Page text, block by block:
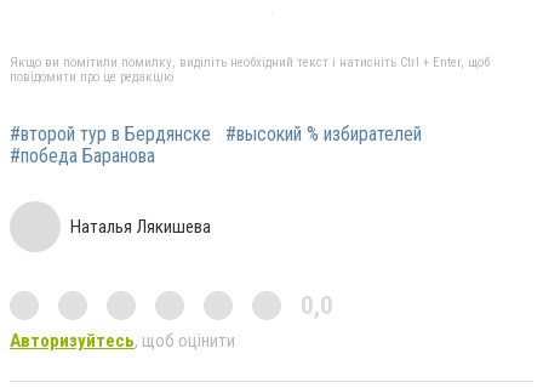
Якщо ви помітили помилку, виділіть необхідний текст і натисніть Ctrl + Enter, щоб
повідомити про це редакцію
#второй тур в Бердянске
#высокий % избирателей
#победа Баранова
Наталья Лякишева
0,0
Авторизуйтесь, щоб оцінити